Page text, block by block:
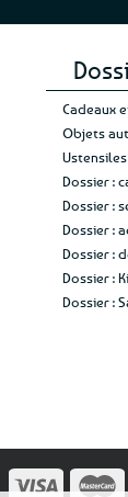
Cadeaux
Objets
Dossier :
Dossier :
Dossier :
Dossier :
Dossier :
Dossier :